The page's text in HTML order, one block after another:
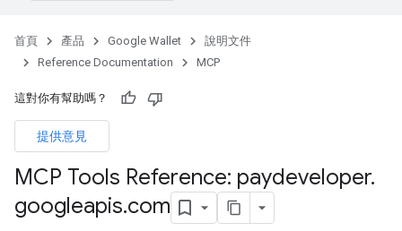
首頁 產品 Google Wallet
說明文件
Reference Documentation
MCP
這對你有幫助嗎？
提供意見
MCP Tools Reference: paydeveloper.
googleapis.com